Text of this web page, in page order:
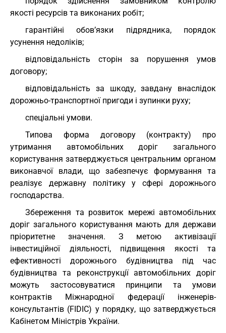
якості ресурсів та виконаних робіт;
гарантійні обов’язки підрядника, порядок
усунення недоліків;
відповідальність сторін за порушення умов
договору;
відповідальність за шкоду, завдану внаслідок
дорожньо-транспортної пригоди і зупинки руху;
спеціальні умови.
Типова форма договору (контракту) про
утримання автомобільних доріг загального
користування затверджується центральним органом
виконавчої влади, що забезпечує формування та
реалізує державну політику у сфері дорожнього
господарства.
Збереження та розвиток мережі автомобільних
доріг загального користування мають для держави
пріоритетне значення. З метою активізації
інвестиційної діяльності, підвищення якості та
ефективності дорожнього будівництва під час
будівництва та реконструкції автомобільних доріг
можуть застосовуватися принципи та умови
контрактів Міжнародної федерації інженерів-
консультантів (FIDIС) у порядку, що затверджується
Кабінетом Міністрів України.